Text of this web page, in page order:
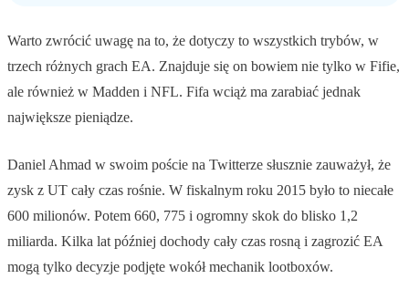
Warto zwrócić uwagę na to, że dotyczy to wszystkich trybów, w
trzech różnych grach EA. Znajduje się on bowiem nie tylko w Fifie,
ale również w Madden i NFL. Fifa wciąż ma zarabiać jednak
największe pieniądze.
Daniel Ahmad w swoim poście na Twitterze słusznie zauważył, że
zysk z UT cały czas rośnie. W fiskalnym roku 2015 było to niecałe
600 milionów. Potem 660, 775 i ogromny skok do blisko 1,2
miliarda. Kilka lat później dochody cały czas rosną i zagrozić EA
mogą tylko decyzje podjęte wokół mechanik lootboxów.